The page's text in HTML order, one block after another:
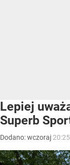
Lepiej
Superb
Dodano:wczoraj 20:25